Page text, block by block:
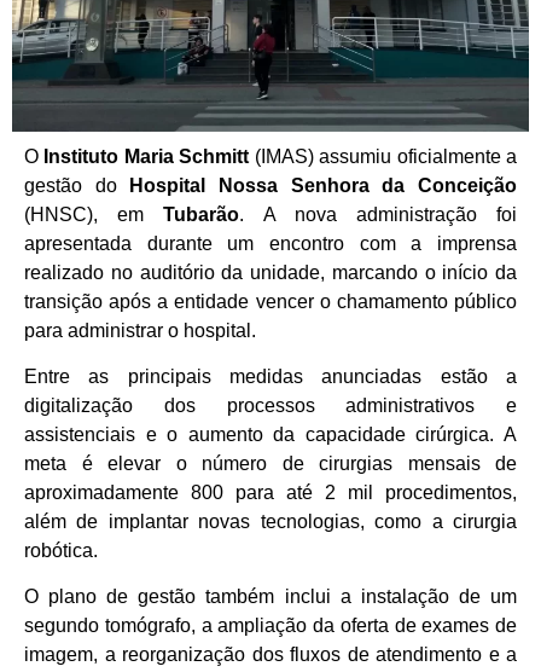
O Instituto Maria Schmitt (IMAS) assumiu oficialmente a
gestão do
Hospital Nossa Senhora da Conceição
(HNSC), emTubarão. A nova administração foi
apresentada durante um encontro com a imprensa
realizado no auditório da unidade, marcando o início da
transição após a entidade vencer o chamamento público
para administrar o hospital.
Entre as principais medidas anunciadas estão a
digitalização dos processos administrativos e
assistenciais e o aumento da capacidade cirúrgica. A
meta é elevar o número de cirurgias mensais de
aproximadamente 800 para até 2 mil procedimentos,
além de implantar novas tecnologias, como a cirurgia
robótica.
O plano de gestão também inclui a instalação de um
segundo tomógrafo, a ampliação da oferta de exames de
imagem, a reorganização dos fluxos de atendimento e a